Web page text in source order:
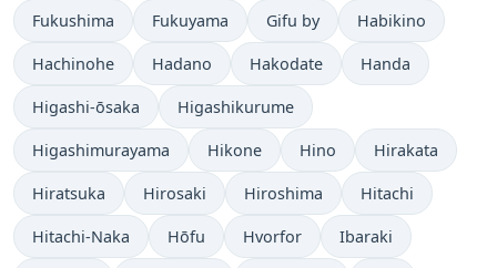
Fukushima Fukuyama Gifu by Habikino
Hachinohe Hadano Hakodate Handa
Higashi-ōsaka Higashikurume
Higashimurayama Hikone Hino Hirakata
Hiratsuka Hirosaki Hiroshima Hitachi
Hitachi-Naka Hōfu Hvorfor Ibaraki